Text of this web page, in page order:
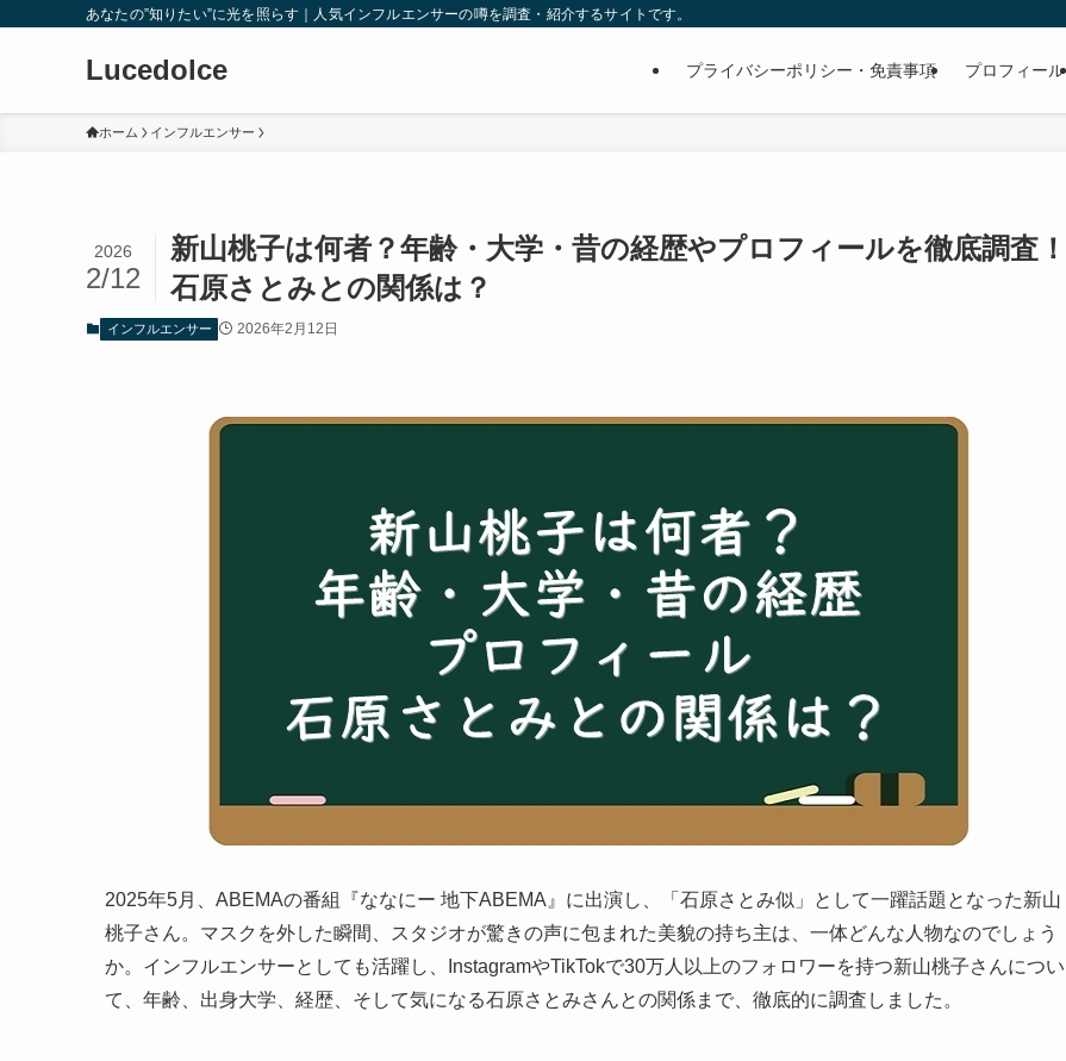
あなたの”知りたい”に光を照らす｜人気インフルエンサーの噂を調査・紹介するサイトです。
Lucedolce プライバシーポリシー・免責事項 プロフィール
ホーム インフルエンサー
新山桃子は何者？年齢・大学・昔の経歴やプロフィールを徹底調査！
石原さとみとの関係は？
2026
2/12
インフルエンサー 2026年2月12日
2025年5月、ABEMAの番組『ななにー 地下ABEMA』に出演し、「石原さとみ似」として一躍話題となった新山
桃子さん。マスクを外した瞬間、スタジオが驚きの声に包まれた美貌の持ち主は、一体どんな人物なのでしょう
か。インフルエンサーとしても活躍し、InstagramやTikTokで30万人以上のフォロワーを持つ新山桃子さんについ
て、年齢、出身大学、経歴、そして気になる石原さとみさんとの関係まで、徹底的に調査しました。